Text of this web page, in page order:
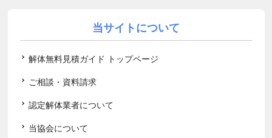
当サイトについて
解体無料見積ガイド トップページ
ご相談・資料請求
認定解体業者について
当協会について